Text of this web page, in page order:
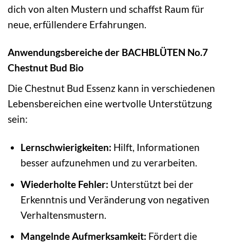
dich von alten Mustern und schaffst Raum für
neue, erfüllendere Erfahrungen.
Anwendungsbereiche der BACHBLÜTEN No.7
Chestnut Bud Bio
Die Chestnut Bud Essenz kann in verschiedenen
Lebensbereichen eine wertvolle Unterstützung
sein:
Lernschwierigkeiten: Hilft, Informationen
besser aufzunehmen und zu verarbeiten.
Wiederholte Fehler: Unterstützt bei der
Erkenntnis und Veränderung von negativen
Verhaltensmustern.
Mangelnde Aufmerksamkeit: Fördert die